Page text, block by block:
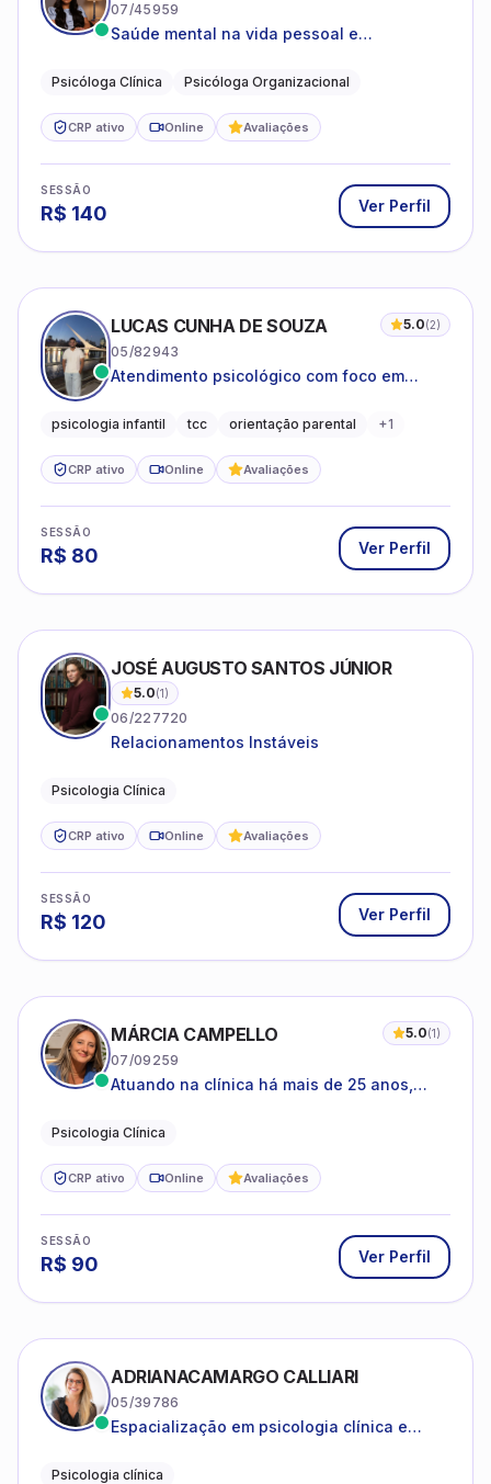
07/45959
Saúde mental na vida pessoal e
Psicóloga Clínica Psicóloga Organizacional
CRP ativo Online Avaliações
SESSÃO
R$ 140 Ver Perfil
LUCAS CUNHA DE SOUZA 5.0(2)
05/82943
Atendimento psicológico com foco em
promovendo equilíbrio emocional e
psicologia infantil tcc orientação parental +1
CRP ativo Online Avaliações
SESSÃO
R$ 80 Ver Perfil
JOSÉ AUGUSTO SANTOS JÚNIOR
5.0(1)
06/227720
Relacionamentos Instáveis
Psicologia Clínica
CRP ativo Online Avaliações
SESSÃO
R$ 120 Ver Perfil
MÁRCIA CAMPELLO 5.0(1)
07/09259
Atuando na clínica há mais de 25 anos,
estruturas, com experiência em
Psicologia Clínica
CRP ativo Online Avaliações
SESSÃO
R$ 90 Ver Perfil
ADRIANACAMARGO CALLIARI
05/39786
Espacialização em psicologia clínica e
Psicologia clínica